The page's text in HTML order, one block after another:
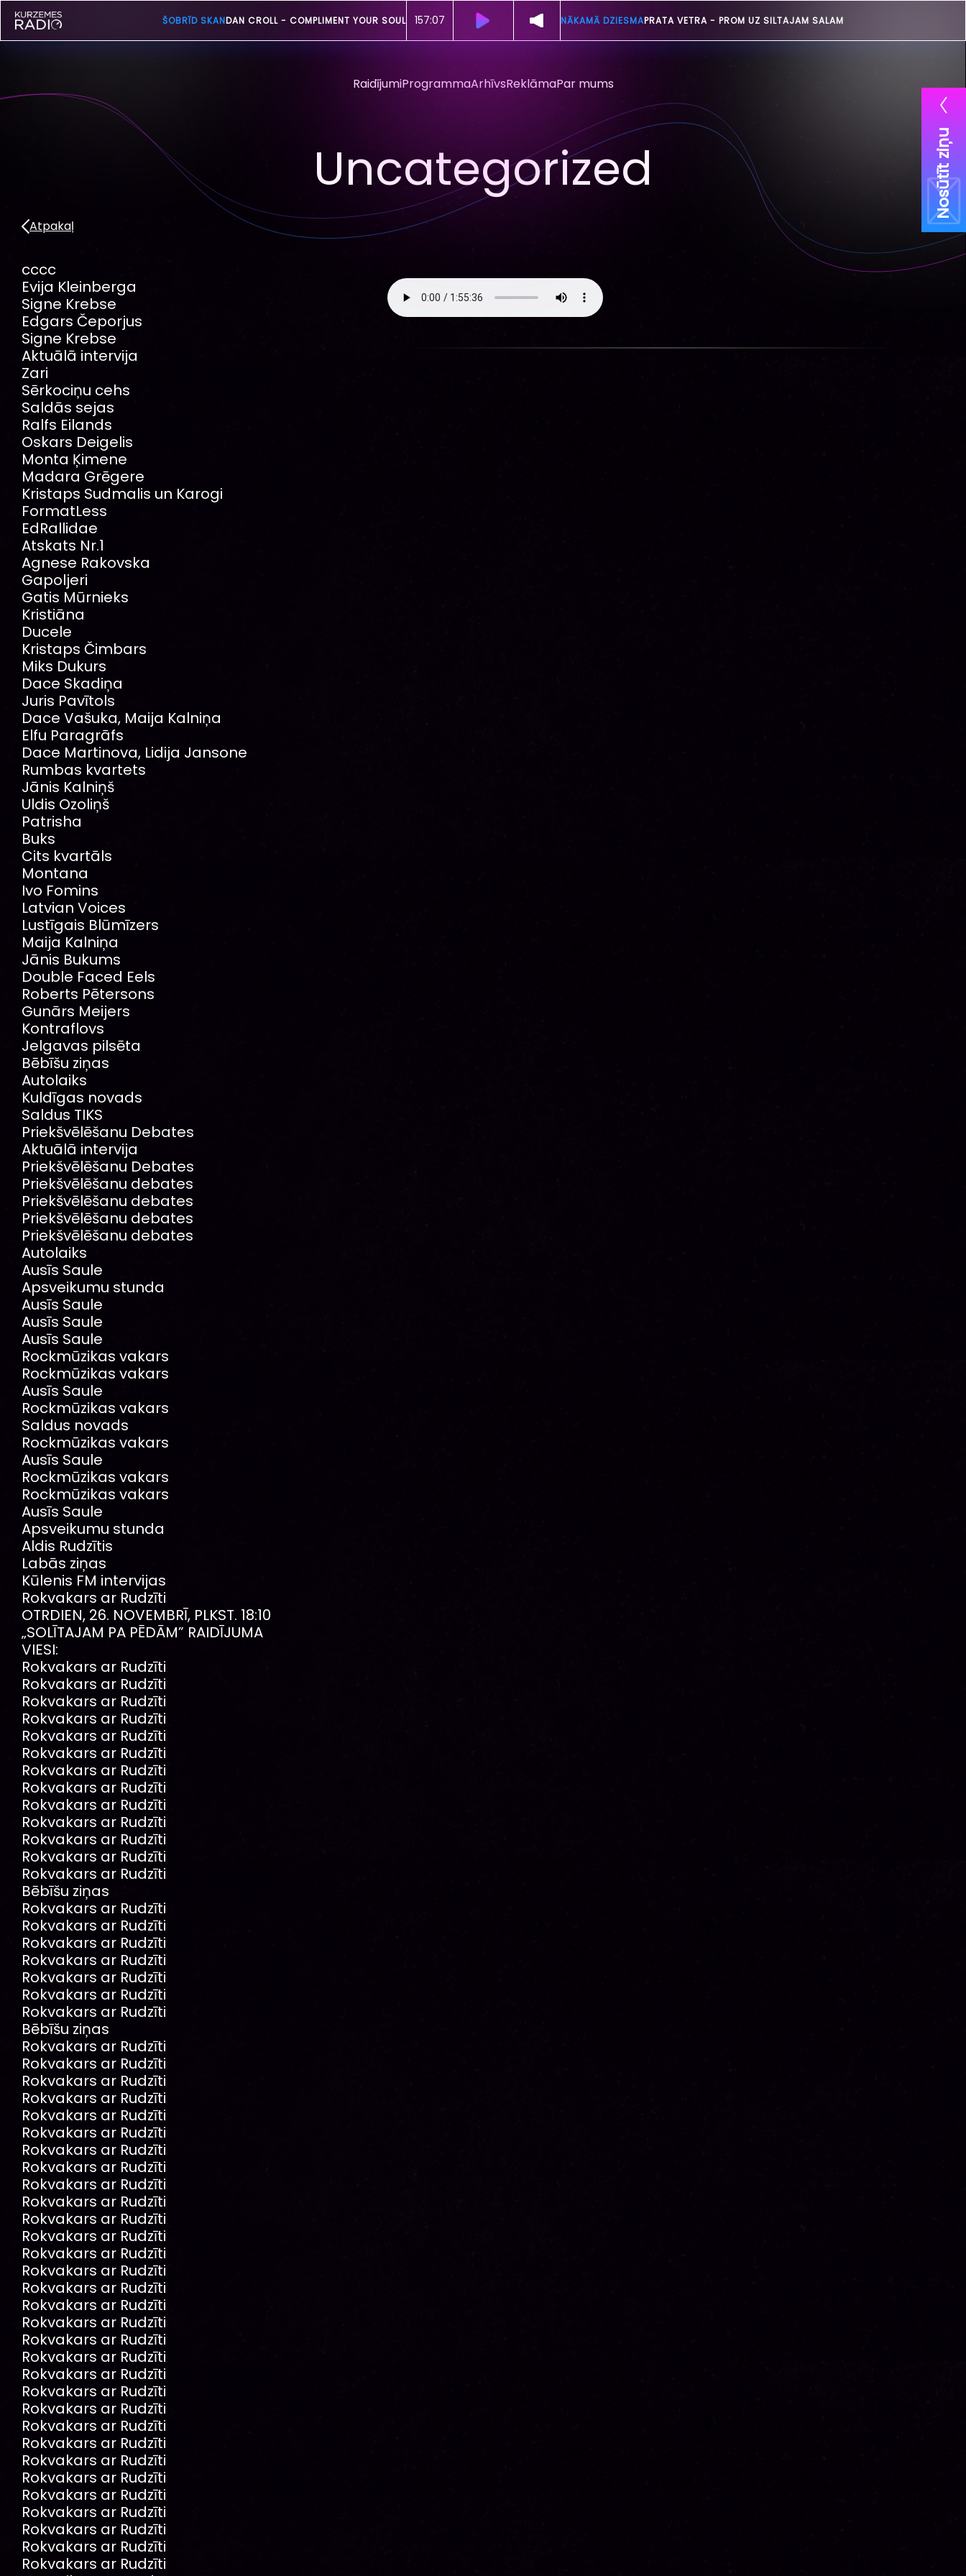
ŠOBRĪD SKANDAN CROLL - COMPLIMENT YOUR SOUL 157:04 NĀKAMĀ DZIESMAPRATA VETRA - PROM UZ SILTAJAM SALAM
RaidījumiProgrammaArhīvsReklāmaPar mums
Nosūtīt ziņu
Uncategorized
Atpakaļ
cccc
Evija Kleinberga
Signe Krebse
Edgars Čeporjus
Signe Krebse
Aktuālā intervija
Zari
Sērkociņu cehs
Saldās sejas
Ralfs Eilands
Oskars Deigelis
Monta Ķimene
Madara Grēgere
Kristaps Sudmalis un Karogi
FormatLess
EdRallidae
Atskats Nr.1
Agnese Rakovska
Gapoljeri
Gatis Mūrnieks
Kristiāna
Ducele
Kristaps Čimbars
Miks Dukurs
Dace Skadiņa
Juris Pavītols
Dace Vašuka, Maija Kalniņa
Elfu Paragrāfs
Dace Martinova, Lidija Jansone
Rumbas kvartets
Jānis Kalniņš
Uldis Ozoliņš
Patrisha
Buks
Cits kvartāls
Montana
Ivo Fomins
Latvian Voices
Lustīgais Blūmīzers
Maija Kalniņa
Jānis Bukums
Double Faced Eels
Roberts Pētersons
Gunārs Meijers
Kontraflovs
Jelgavas pilsēta
Bēbīšu ziņas
Autolaiks
Kuldīgas novads
Saldus TIKS
Priekšvēlēšanu Debates
Aktuālā intervija
Priekšvēlēšanu Debates
Priekšvēlēšanu debates
Priekšvēlēšanu debates
Priekšvēlēšanu debates
Priekšvēlēšanu debates
Autolaiks
Ausīs Saule
Apsveikumu stunda
Ausīs Saule
Ausīs Saule
Ausīs Saule
Rockmūzikas vakars
Rockmūzikas vakars
Ausīs Saule
Rockmūzikas vakars
Saldus novads
Rockmūzikas vakars
Ausīs Saule
Rockmūzikas vakars
Rockmūzikas vakars
Ausīs Saule
Apsveikumu stunda
Aldis Rudzītis
Labās ziņas
Kūlenis FM intervijas
Rokvakars ar Rudzīti
OTRDIEN, 26. NOVEMBRĪ, PLKST. 18:10
„SOLĪTAJAM PA PĒDĀM” RAIDĪJUMA
VIESI:
Rokvakars ar Rudzīti
Rokvakars ar Rudzīti
Rokvakars ar Rudzīti
Rokvakars ar Rudzīti
Rokvakars ar Rudzīti
Rokvakars ar Rudzīti
Rokvakars ar Rudzīti
Rokvakars ar Rudzīti
Rokvakars ar Rudzīti
Rokvakars ar Rudzīti
Rokvakars ar Rudzīti
Rokvakars ar Rudzīti
Rokvakars ar Rudzīti
Bēbīšu ziņas
Rokvakars ar Rudzīti
Rokvakars ar Rudzīti
Rokvakars ar Rudzīti
Rokvakars ar Rudzīti
Rokvakars ar Rudzīti
Rokvakars ar Rudzīti
Rokvakars ar Rudzīti
Bēbīšu ziņas
Rokvakars ar Rudzīti
Rokvakars ar Rudzīti
Rokvakars ar Rudzīti
Rokvakars ar Rudzīti
Rokvakars ar Rudzīti
Rokvakars ar Rudzīti
Rokvakars ar Rudzīti
Rokvakars ar Rudzīti
Rokvakars ar Rudzīti
Rokvakars ar Rudzīti
Rokvakars ar Rudzīti
Rokvakars ar Rudzīti
Rokvakars ar Rudzīti
Rokvakars ar Rudzīti
Rokvakars ar Rudzīti
Rokvakars ar Rudzīti
Rokvakars ar Rudzīti
Rokvakars ar Rudzīti
Rokvakars ar Rudzīti
Rokvakars ar Rudzīti
Rokvakars ar Rudzīti
Rokvakars ar Rudzīti
Rokvakars ar Rudzīti
Rokvakars ar Rudzīti
Rokvakars ar Rudzīti
Rokvakars ar Rudzīti
Rokvakars ar Rudzīti
Rokvakars ar Rudzīti
Rokvakars ar Rudzīti
Rokvakars ar Rudzīti
Rokvakars ar Rudzīti